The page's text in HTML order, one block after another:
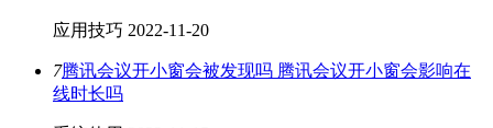
应用技巧 2022-11-20
7腾讯会议开小窗会被发现吗 腾讯会议开小窗会影响在
线时长吗